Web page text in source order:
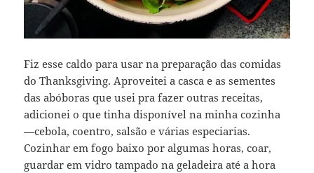
Fiz esse caldo para usar na preparação das comidas
do Thanksgiving. Aproveitei a casca e as sementes
das abóboras que usei pra fazer outras receitas,
adicionei o que tinha disponível na minha cozinha
—cebola, coentro, salsão e várias especiarias.
Cozinhar em fogo baixo por algumas horas, coar,
guardar em vidro tampado na geladeira até a hora